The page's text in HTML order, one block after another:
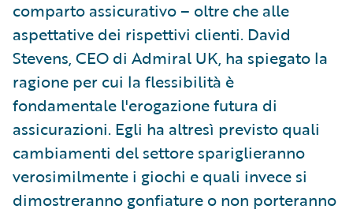
comparto assicurativo – oltre che alle
aspettative dei rispettivi clienti. David
Stevens, CEO di Admiral UK, ha spiegato la
ragione per cui la flessibilità è
fondamentale l'erogazione futura di
assicurazioni. Egli ha altresì previsto quali
cambiamenti del settore spariglieranno
verosimilmente i giochi e quali invece si
dimostreranno gonfiature o non porteranno